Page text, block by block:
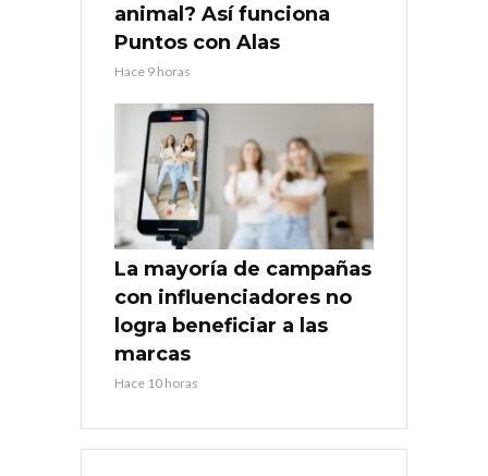
animal? Así funciona
Puntos con Alas
Hace 9 horas
La mayoría de campañas
con influenciadores no
logra beneficiar a las
marcas
Hace 10 horas